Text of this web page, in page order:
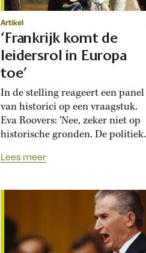
Artikel
‘Frankrijk komt de
leidersrol in Europa
toe’
In de stelling reageert een panel
van historici op een vraagstuk.
Eva Roovers: ‘Nee, zeker niet op
historische gronden. De
doorgaans gebaseerd op louter de
te spreken. De macht van
Lodewijk XIV betekende
absolutisme, de macht van
Napoleon expansiedrift. De
Revolutie bracht nationalisme...
Lees meer